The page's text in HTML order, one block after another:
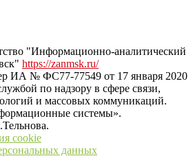
дня в Тульской области на сайте
"Информационно-аналитический
https://zanmsk.ru/
ИА № ФС77-77549 от 17 января 2020
по надзору в сфере связи,
и массовых коммуникаций.
системы».
cookie
данных